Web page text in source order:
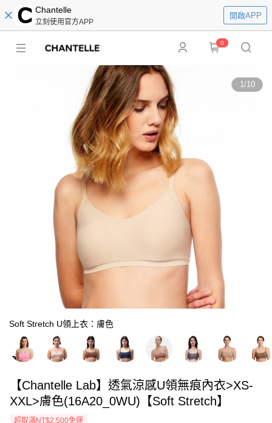
Chantelle
立刻使用官方APP
開啟APP
0
1/10
Soft Stretch U領上衣：膚色
【Chantelle Lab】透氣涼感U領無痕內衣>XS-
XXL>膚色(16A20_0WU)【Soft Stretch】
超取滿NT$2,500免運